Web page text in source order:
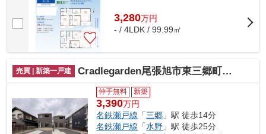
3,280万円
- / 4LDK / 99.99㎡
売買 | 新築一戸建 Cradlegarden尾張旭市東三郷町全２棟
仲手無料 新築
3,390万円
名鉄瀬戸線 「三郷 」駅 徒歩14分
名鉄瀬戸線 「水野 」駅 徒歩25分